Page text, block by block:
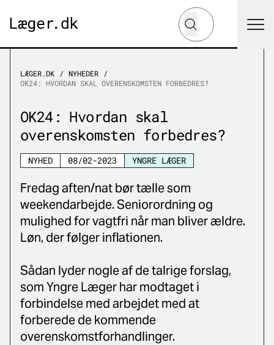
Hvad leder du efter?
Søg
LÆGER.DK
NYHEDER
OK24: HVORDAN SKAL OVERENSKOMSTEN FORBEDRES?
OK24: Hvordan skal
overenskomsten forbedres?
NYHED 08/02-2023 YNGRE LÆGER
Fredag aften/nat bør tælle som
weekendarbejde. Seniorordning og
mulighed for vagtfri når man bliver ældre.
Løn, der følger inflationen.
Sådan lyder nogle af de talrige forslag,
som Yngre Læger har modtaget i
forbindelse med arbejdet med at
forberede de kommende
overenskomstforhandlinger.